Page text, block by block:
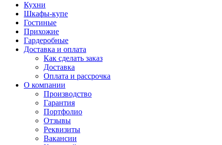
Кухни
Шкафы-купе
Гостиные
Прихожие
Гардеробные
Доставка и оплата
Как сделать заказ
Доставка
Оплата и рассрочка
О компании
Производство
Гарантия
Портфолио
Отзывы
Реквизиты
Вакансии